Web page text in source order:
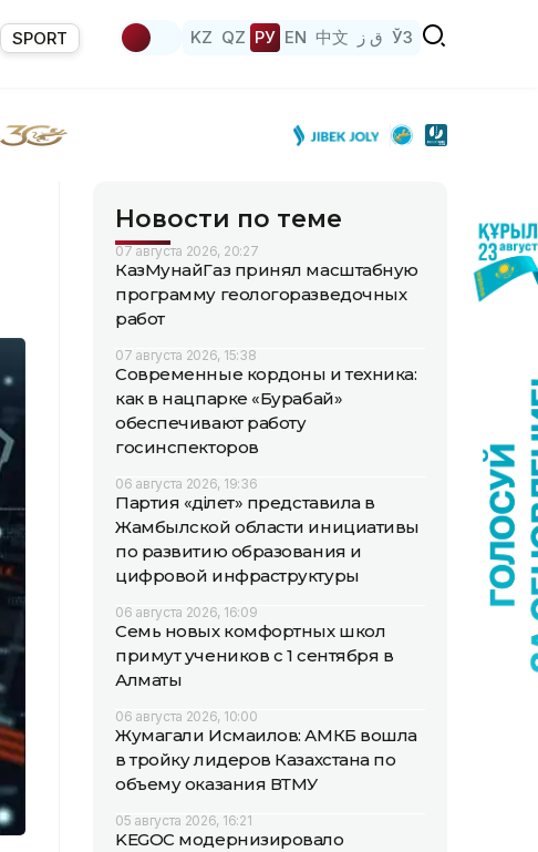
SPORT KZ QZ РУ EN 中文 ق ز ЎЗ
Новости по теме
07 августа 2026, 20:27
КазМунайГаз принял масштабную
программу геологоразведочных
работ
07 августа 2026, 15:38
Современные кордоны и техника:
как в нацпарке «Бурабай»
обеспечивают работу
госинспекторов
06 августа 2026, 19:36
Партия «Әділет» представила в
Жамбылской области инициативы
по развитию образования и
цифровой инфраструктуры
06 августа 2026, 16:09
Семь новых комфортных школ
примут учеников с 1 сентября в
Алматы
06 августа 2026, 10:00
Жумагали Исмаилов: АМКБ вошла
в тройку лидеров Казахстана по
объему оказания ВТМУ
05 августа 2026, 16:21
KEGOC модернизировало